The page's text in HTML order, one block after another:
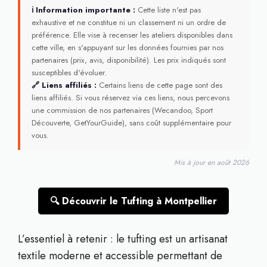
ℹ Information importante : Cette liste n'est pas
exhaustive et ne constitue ni un classement ni un ordre de
préférence. Elle vise à recenser les ateliers disponibles dans
cette ville, en s'appuyant sur les données fournies par nos
partenaires (prix, avis, disponibilité). Les prix indiqués sont
susceptibles d'évoluer.
🔗 Liens affiliés : Certains liens de cette page sont des
liens affiliés. Si vous réservez via ces liens, nous percevons
une commission de nos partenaires (Wecandoo, Sport
Découverte, GetYourGuide), sans coût supplémentaire pour
vous.
Mis à jour en août 2026
🔍 Découvrir le Tufting à Montpellier
L’essentiel à retenir : le tufting est un artisanat
textile moderne et accessible permettant de